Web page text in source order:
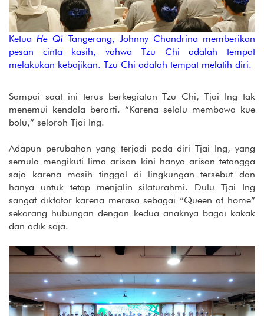
KetuaHe Qi Tangerang, Johnny Chandrina memberikan
pesan cinta kasih, vahwa Tzu Chi adalah tempat
melakukan kebajikan. Tzu Chi adalah tempat melatih diri.
Sampai saat ini terus berkegiatan Tzu Chi, Tjai Ing tak
menemui kendala berarti. “Karena selalu membawa kue
bolu,” seloroh Tjai Ing.
Adapun perubahan yang terjadi pada diri Tjai Ing, yang
semula mengikuti lima arisan kini hanya arisan tetangga
saja karena masih tinggal di lingkungan tersebut dan
hanya untuk tetap menjalin silaturahmi. Dulu Tjai Ing
sangat diktator karena merasa sebagai “Queen at home”
sekarang hubungan dengan kedua anaknya bagai kakak
dan adik saja.